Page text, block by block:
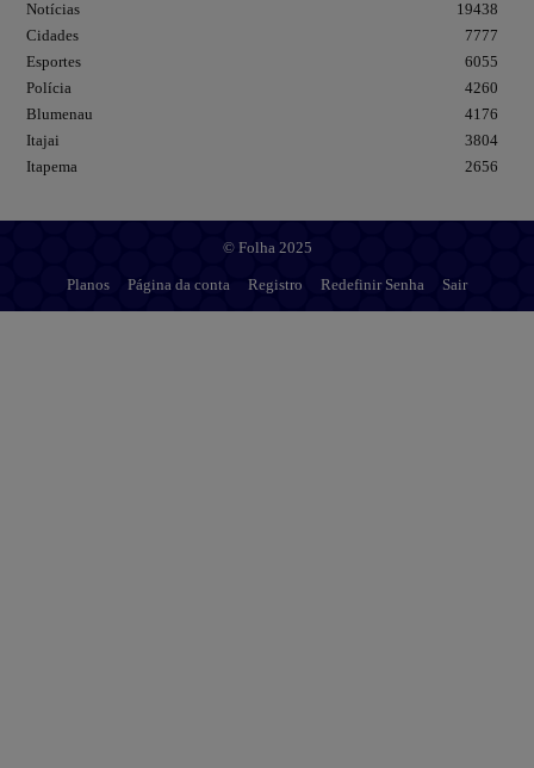
Notícias
19438
Cidades
7777
Esportes
6055
Polícia
4260
Blumenau
4176
Itajai
3804
Itapema
2656
© Folha 2025
Planos Página da conta Registro Redefinir Senha Sair